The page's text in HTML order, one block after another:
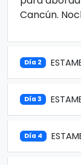
Cancún.
Día 2
Día 3
Día 4